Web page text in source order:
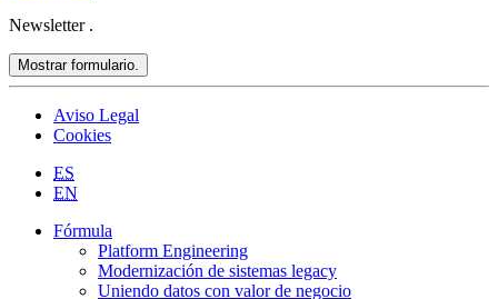
Newsletter .
Mostrar formulario.
Aviso Legal
Cookies
ES
EN
Fórmula
Platform Engineering
Modernización de sistemas legacy
Uniendo datos con valor de negocio